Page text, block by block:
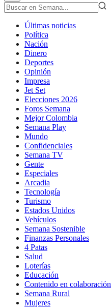
Últimas noticias
Política
Nación
Dinero
Deportes
Opinión
Impresa
Jet Set
Elecciones 2026
Foros Semana
Mejor Colombia
Semana Play
Mundo
Confidenciales
Semana TV
Gente
Especiales
Arcadia
Tecnología
Turismo
Estados Unidos
Vehículos
Semana Sostenible
Finanzas Personales
4 Patas
Salud
Loterías
Educación
Contenido en colaboración
Semana Rural
Mujeres